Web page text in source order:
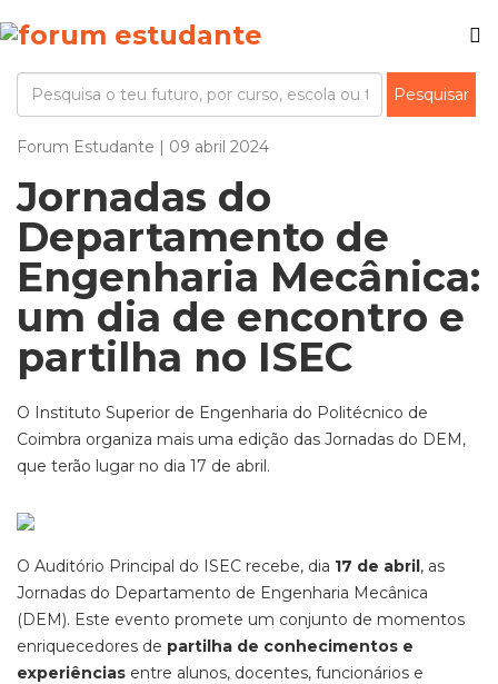
Forum Estudante | 09 abril 2024
Jornadas do
Departamento de
Engenharia Mecânica:
um dia de encontro e
partilha no ISEC
O Instituto Superior de Engenharia do Politécnico de
Coimbra organiza mais uma edição das Jornadas do DEM,
que terão lugar no dia 17 de abril.
O Auditório Principal do ISEC recebe, dia 17 de abril, as
Jornadas do Departamento de Engenharia Mecânica
(DEM). Este evento promete um conjunto de momentos
enriquecedores de partilha de conhecimentos e
experiências entre alunos, docentes, funcionários e